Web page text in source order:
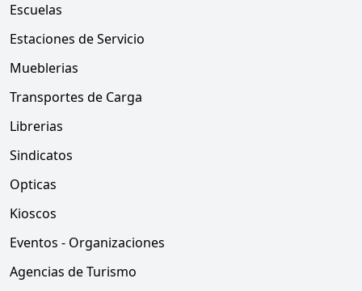
Escuelas
Estaciones de Servicio
Mueblerias
Transportes de Carga
Librerias
Sindicatos
Opticas
Kioscos
Eventos - Organizaciones
Agencias de Turismo